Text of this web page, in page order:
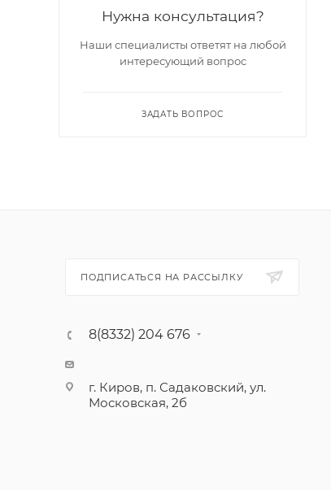
Нужна консультация?
Наши специалисты ответят на любой
интересующий вопрос
ЗАДАТЬ ВОПРОС
ПОДПИСАТЬСЯ НА РАССЫЛКУ
8(8332) 204 676
г. Киров, п. Садаковский, ул.
Московская, 2б